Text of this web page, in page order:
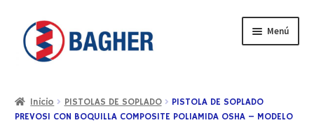
Menú
BAGHER
Inicio PISTOLAS DE SOPLADO
PISTOLA DE SOPLADO
PREVOS1 CON BOQUILLA COMPOSITE POLIAMIDA OSHA – MODELO